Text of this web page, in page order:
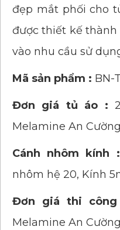
đẹp mắt phối cho
được thiết kế
vào nhu cầu sử
Mã sản phẩm : BN-
Đơn giá tủ áo :
Melamine An
Cánh nhôm kính :
nhôm hệ 20, Kính
Đơn giá thi
Melamine An